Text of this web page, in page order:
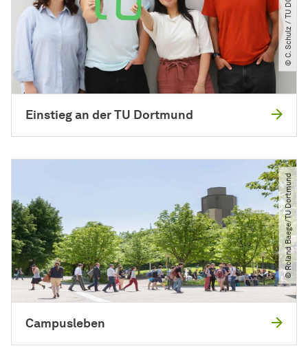
Einstieg an der TU Dortmund
© Roland Baege​/​TU Dortmund
Campusleben